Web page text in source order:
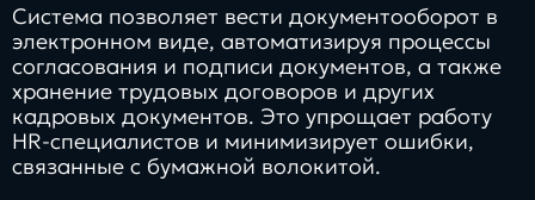
Система позволяет вести документооборот в
электронном виде, автоматизируя процессы
согласования и подписи документов, а также
хранение трудовых договоров и других
кадровых документов. Это упрощает работу
HR-специалистов и минимизирует ошибки,
связанные с бумажной волокитой.